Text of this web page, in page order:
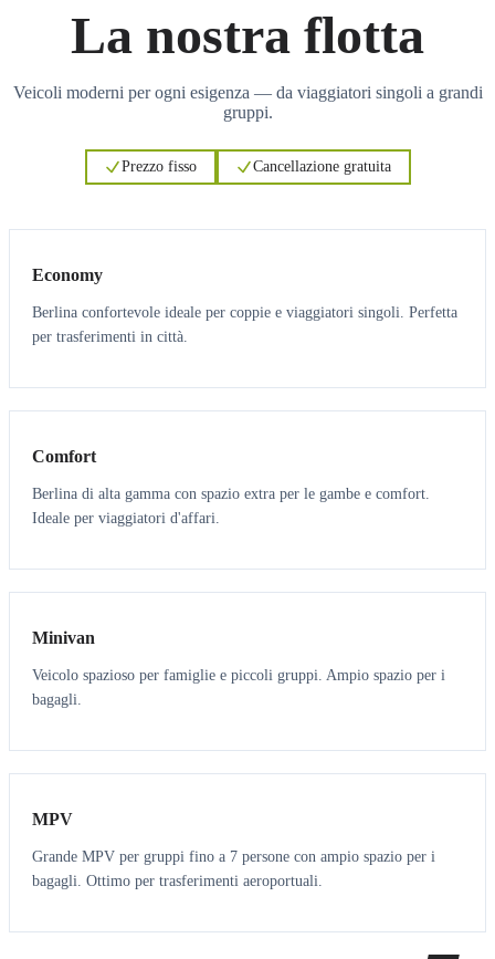
La nostra flotta
Veicoli moderni per ogni esigenza — da viaggiatori singoli a grandi
gruppi.
Prezzo fisso Cancellazione gratuita
Economy
Berlina confortevole ideale per coppie e viaggiatori singoli. Perfetta
per trasferimenti in città.
3 3
Comfort
Berlina di alta gamma con spazio extra per le gambe e comfort.
Ideale per viaggiatori d'affari.
6 5
Minivan
Veicolo spazioso per famiglie e piccoli gruppi. Ampio spazio per i
bagagli.
7 7
MPV
Grande MPV per gruppi fino a 7 persone con ampio spazio per i
bagagli. Ottimo per trasferimenti aeroportuali.